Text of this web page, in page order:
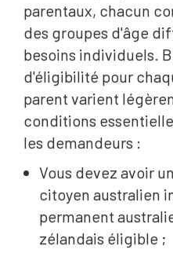
parentaux, chacun
des groupes d'âge
besoins individuels.
d'éligibilité pour
parent varient
conditions
les demandeurs :
Vous devez avoir
citoyen australien
permanent
zélandais éligible ;